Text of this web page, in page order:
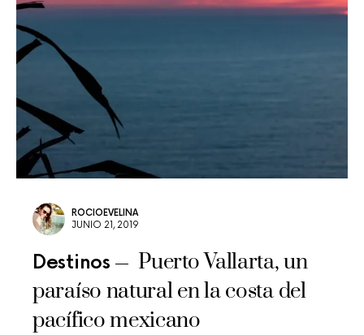
ROCIOEVELINA
JUNIO 21, 2019
Destinos
Puerto Vallarta, un
paraíso natural en la costa del
pacífico mexicano